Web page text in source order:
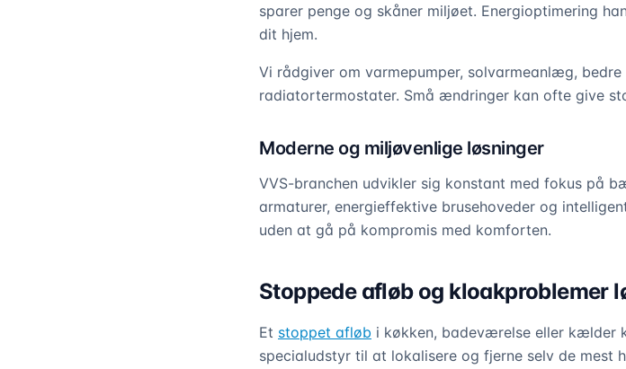
sparer penge og skåner miljøet. Energioptimering
dit hjem.
Vi rådgiver om varmepumper, solvarmeanlæg,
radiatortermostater. Små ændringer kan ofte give
Moderne og miljøvenlige løsninger
VVS-branchen udvikler sig konstant med fokus på
armaturer, energieffektive brusehoveder og
uden at gå på kompromis med komforten.
Stoppede afløb og kloakproblemer
Et stoppet afløb i køkken, badeværelse eller kælder
specialudstyr til at lokalisere og fjerne selv de mest